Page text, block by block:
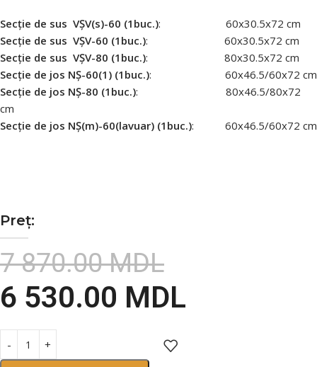
Secție de sus VȘV(s)-60 (1buc.): 60х30.5х72 cm
Secție de sus VȘV-60 (1buc.): 60х30.5х72 cm
Secție de sus VȘV-80 (1buc.): 80х30.5х72 cm
Secție de jos NȘ-60(1) (1buc.): 60х46.5/60х72 cm
Secție de jos NȘ-80 (1buc.): 80х46.5/80х72
cm
Secție de jos NȘ(m)-60(lavuar) (1buc.): 60х46.5/60х72 cm
Preț:
7 870.00MDL
6 530.00 MDL